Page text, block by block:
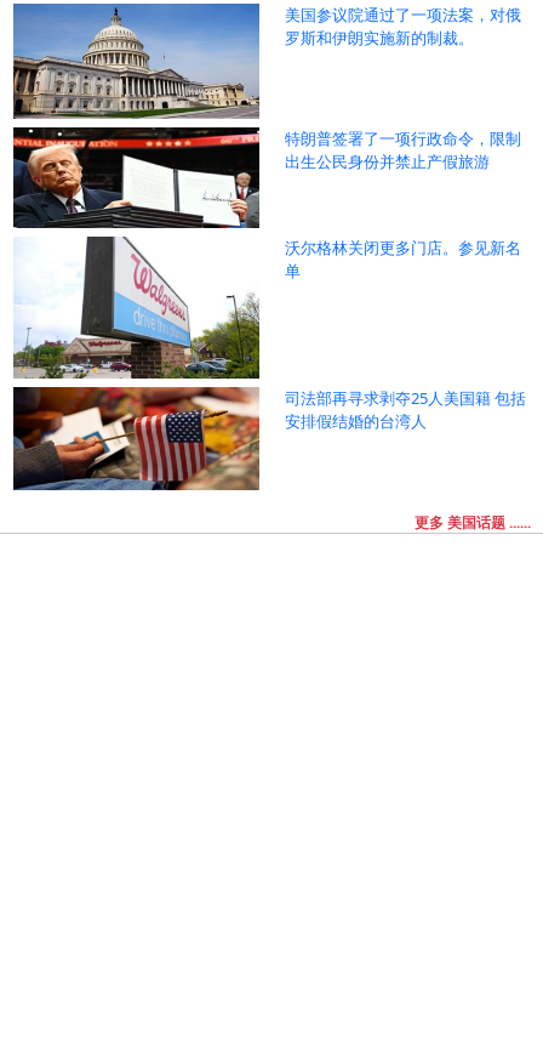
美国参议院通过了一项法案，对俄
罗斯和伊朗实施新的制裁。
特朗普签署了一项行政命令，限制
出生公民身份并禁止产假旅游
沃尔格林关闭更多门店。参见新名
单
司法部再寻求剥夺25人美国籍 包括
安排假结婚的台湾人
更多 美国话题 ......